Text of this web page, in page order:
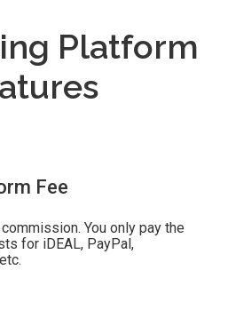
Platform
Fee
You only pay the
for iDEAL, PayPal,